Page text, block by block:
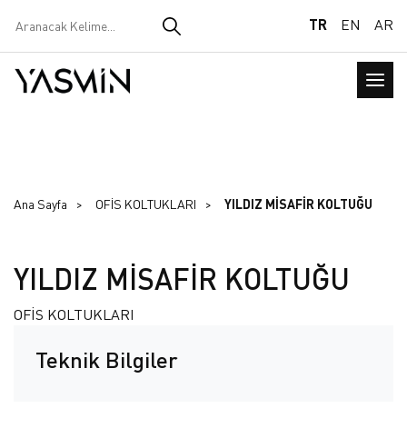
TR EN AR
Ana Sayfa OFİS KOLTUKLARI YILDIZ MİSAFİR KOLTUĞU
YILDIZ MİSAFİR KOLTUĞU
OFİS KOLTUKLARI
Teknik Bilgiler